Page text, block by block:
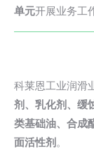
单元开展业务工
科莱恩工业润滑
剂、乳化剂、缓
类基础油、合成
面活性剂。